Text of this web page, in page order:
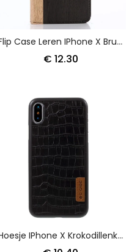
Flip Case Leren IPhone X Bruin Tweekleurig Houtdessin
€ 12.30
Hoesje IPhone X Krokodillenkoker